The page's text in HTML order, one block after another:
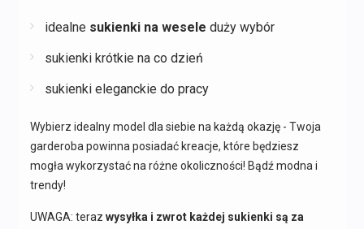
idealne sukienki na wesele duży wybór
sukienki krótkie na co dzień
sukienki eleganckie do pracy
Wybierz idealny model dla siebie na każdą okazję - Twoja
garderoba powinna posiadać kreacje, które będziesz
mogła wykorzystać na różne okoliczności! Bądź modna i
trendy!
UWAGA: teraz wysyłka i zwrot każdej sukienki są za